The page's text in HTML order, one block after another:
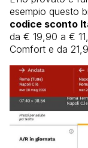
esempio questo
codice sconto
da € 19,90 a €
Comfort e da